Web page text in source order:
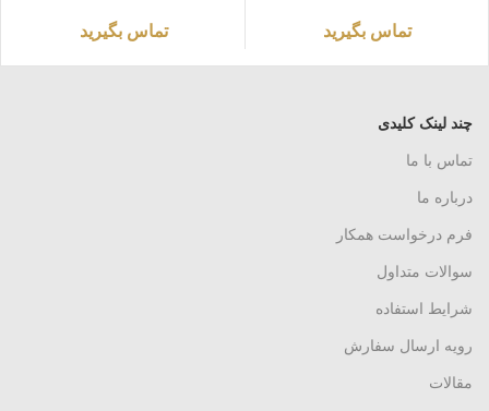
تماس بگیرید
تماس بگیرید
چند لینک کلیدی
تماس با ما
درباره ما
فرم درخواست همکار
سوالات متداول
شرایط استفاده
رویه ارسال سفارش
مقالات